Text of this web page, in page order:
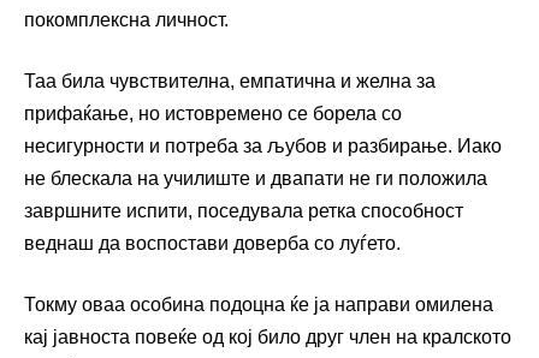
покомплексна личност.
Таа била чувствителна, емпатична и желна за
прифаќање, но истовремено се борела со
несигурности и потреба за љубов и разбирање. Иако
не блескала на училиште и двапати не ги положила
завршните испити, поседувала ретка способност
веднаш да воспостави доверба со луѓето.
Токму оваа особина подоцна ќе ја направи омилена
кај јавноста повеќе од кој било друг член на кралското